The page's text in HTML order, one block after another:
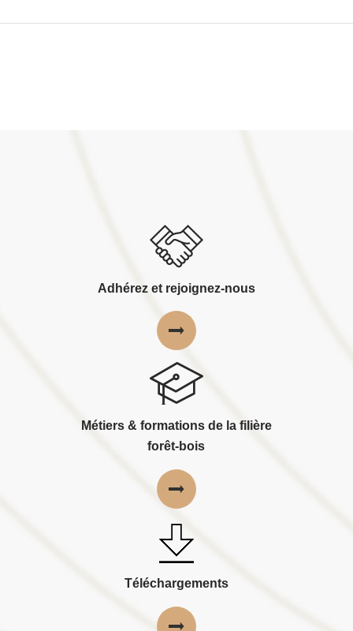
Adhérez et rejoignez-nous
Métiers & formations de la filière
forêt-bois
Téléchargements